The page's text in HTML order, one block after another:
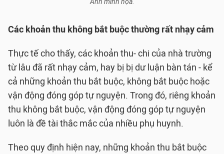
Ảnh minh họa.
Các khoản thu không bắt buộc thường rất nhạy cảm
Thực tế cho thấy, các khoản thu- chi của nhà trường
từ lâu đã rất nhạy cảm, hay bị bị dư luận bàn tán - kể
cả những khoản thu bắt buộc, không bắt buộc hoặc
vận động đóng góp tự nguyện. Trong đó, riêng khoản
thu không bắt buộc, vận động đóng góp tự nguyện
luôn là đề tài thắc mắc của nhiều phụ huynh.
Theo quy định hiện nay, những khoản thu bắt buộc